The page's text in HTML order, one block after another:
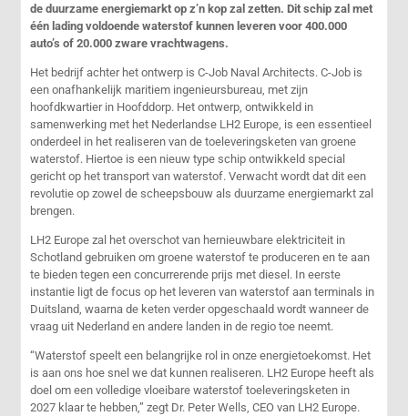
de duurzame energiemarkt op z’n kop zal zetten. Dit schip zal met
één lading voldoende waterstof kunnen leveren voor 400.000
auto’s of 20.000 zware vrachtwagens.
Het bedrijf achter het ontwerp is C-Job Naval Architects. C-Job is
een onafhankelijk maritiem ingenieursbureau, met zijn
hoofdkwartier in Hoofddorp. Het ontwerp, ontwikkeld in
samenwerking met het Nederlandse LH2 Europe, is een essentieel
onderdeel in het realiseren van de toeleveringsketen van groene
waterstof. Hiertoe is een nieuw type schip ontwikkeld special
gericht op het transport van waterstof. Verwacht wordt dat dit een
revolutie op zowel de scheepsbouw als duurzame energiemarkt zal
brengen.
LH2 Europe zal het overschot van hernieuwbare elektriciteit in
Schotland gebruiken om groene waterstof te produceren en te aan
te bieden tegen een concurrerende prijs met diesel. In eerste
instantie ligt de focus op het leveren van waterstof aan terminals in
Duitsland, waarna de keten verder opgeschaald wordt wanneer de
vraag uit Nederland en andere landen in de regio toe neemt.
“Waterstof speelt een belangrijke rol in onze energietoekomst. Het
is aan ons hoe snel we dat kunnen realiseren. LH2 Europe heeft als
doel om een volledige vloeibare waterstof toeleveringsketen in
2027 klaar te hebben,” zegt Dr. Peter Wells, CEO van LH2 Europe.